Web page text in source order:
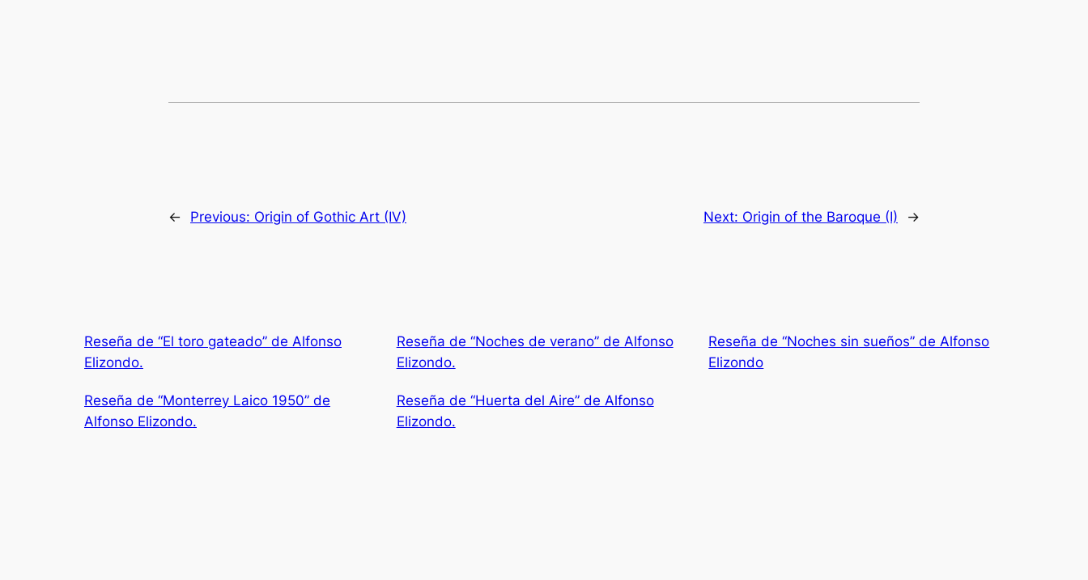
← Previous: Origin of Gothic Art (IV) Next: Origin of the Baroque (I) →
Reseña de “El toro gateado” de Alfonso
Elizondo.
Reseña de “Noches de verano” de Alfonso
Elizondo.
Reseña de “Noches sin sueños” de Alfonso
Elizondo
Reseña de “Monterrey Laico 1950” de
Alfonso Elizondo.
Reseña de “Huerta del Aire” de Alfonso
Elizondo.